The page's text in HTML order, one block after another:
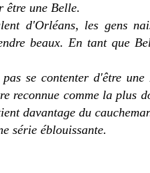
être une Belle.
d'Orléans, les gens
beaux. En tant que
se contenter d'être
reconnue comme la plus
davantage du
série éblouissante.